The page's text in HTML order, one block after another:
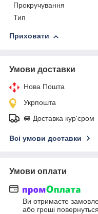
Прокручування
Тип
Приховати
Умови доставки
Нова Пошта
Укрпошта
🚐 Доставка кур'єром
Всі умови доставки
Умови оплати
Ви отримаєте
або гроші